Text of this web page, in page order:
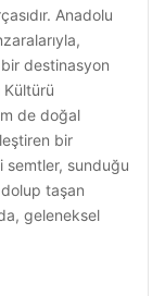
Anadolu
destinasyon
Kültürü
de doğal
bir
semtler, sunduğu
taşan
geleneksel